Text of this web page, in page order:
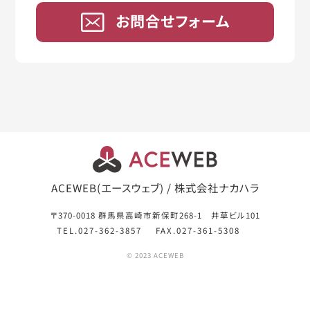
お問合せフォーム
ACEWEB(エースウェブ) / 株式会社ナカハラ
〒370-0018 群馬県高崎市新保町268-1 井草ビル101
TEL.027-362-3857
FAX.027-361-5308
© 2023 ACEWEB